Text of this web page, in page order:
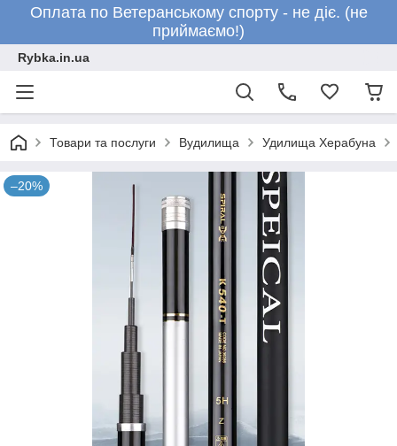
Оплата по Ветеранському спорту - не діє. (не
приймаємо!)
Rybka.in.ua
Товари та послуги Вудилища Удилища Херабуна
–20%